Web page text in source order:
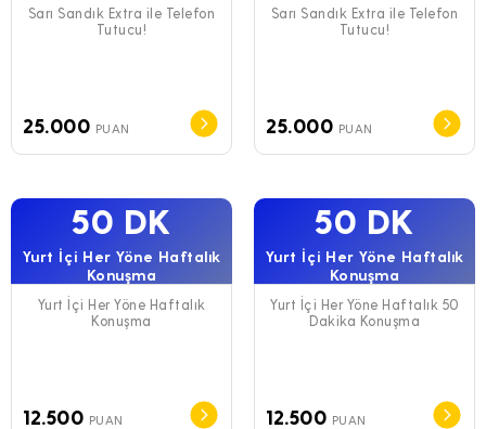
Sarı Sandık Extra ile Telefon
Tutucu!
25.000 PUAN
Sarı Sandık Extra ile Telefon
Tutucu!
25.000 PUAN
50 DK
Yurt İçi Her Yöne Haftalık
Konuşma
Yurt İçi Her Yöne Haftalık
Konuşma
12.500 PUAN
50 DK
Yurt İçi Her Yöne Haftalık
Konuşma
Yurt İçi Her Yöne Haftalık 50
Dakika Konuşma
12.500 PUAN